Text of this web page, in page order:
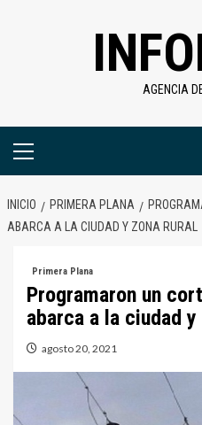
AGENCIA
Menú
INICIO PRIMERA PLANA
ABARCA A LA CIUDAD Y ZONA RURAL
Primera Plana
Programaron un
abarca a la ciudad y
agosto 20, 2021